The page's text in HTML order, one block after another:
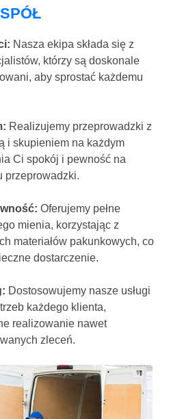
Nasza ekipa składa się z
którzy są doskonale
aby sprostać każdemu
Realizujemy przeprowadzki z
i skupieniem na każdym
Ci spokój i pewność na
przeprowadzki.
Oferujemy pełne
mienia, korzystając z
materiałów pakunkowych, co
dostarczenie.
Dostosowujemy nasze usługi
każdego klienta,
realizowanie nawet
zleceń.